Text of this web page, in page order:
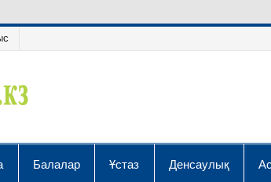
Балалар Ұстаз Денсаулық